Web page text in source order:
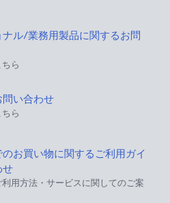
ル/業務用製品に関するお問
ら
い合わせ
ら
お買い物に関するご利用ガイ
せ
用方法・サービスに関してのご案